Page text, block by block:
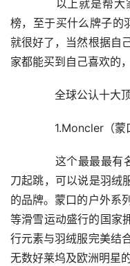
以上就是帮大家
榜，至于买什么牌子的
就很好了，当然根据自
家都能买到自己喜欢的
全球公认十大顶
1.Moncler（蒙
这个最最最有名
刀起跳，可以说是羽绒
的品牌。蒙口的户外系
等滑雪运动盛行的国家
行元素与羽绒服完美结
无数好莱坞及欧洲明星